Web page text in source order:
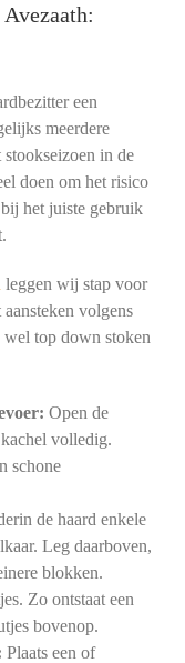
een
meerdere
in de
doen om het risico
het juiste gebruik
leggen wij stap voor
volgens
wel top down stoken
Open de
volledig.
schone
de haard enkele
Leg daarboven,
blokken.
Zo ontstaat een
bovenop.
Plaats een of